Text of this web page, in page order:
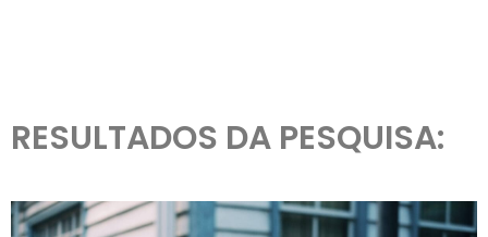
RESULTADOS DA PESQUISA: